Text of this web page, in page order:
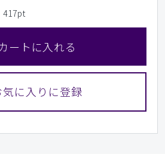
417pt
ートに入れる